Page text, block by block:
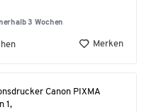
3 Wochen
Merken
Canon PIXMA
1,